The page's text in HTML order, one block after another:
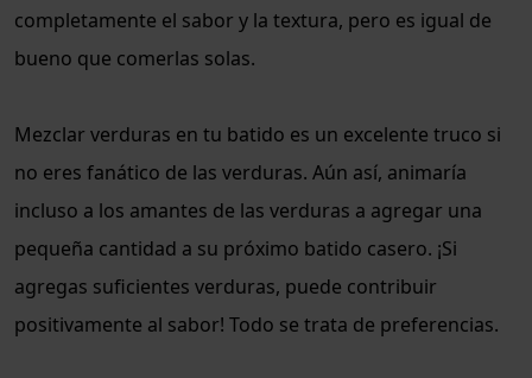
completamente el sabor y la textura, pero es igual de
bueno que comerlas solas.
Mezclar verduras en tu batido es un excelente truco si
no eres fanático de las verduras. Aún así, animaría
incluso a los amantes de las verduras a agregar una
pequeña cantidad a su próximo batido casero. ¡Si
agregas suficientes verduras, puede contribuir
positivamente al sabor! Todo se trata de preferencias.